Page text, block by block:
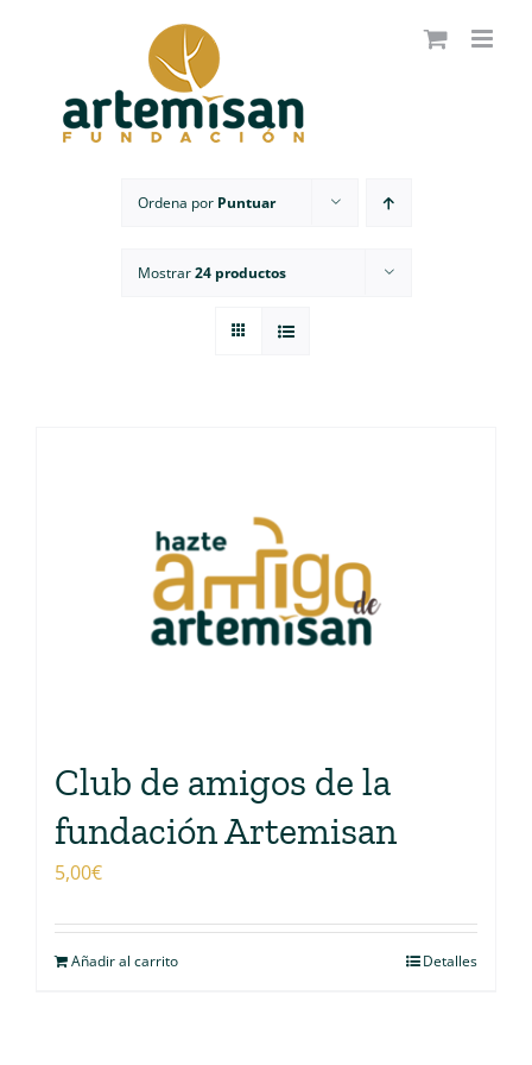
Ordena por Puntuar
Mostrar24 productos
Club de amigos de la
fundación Artemisan
5,00€
Añadir al carrito Detalles